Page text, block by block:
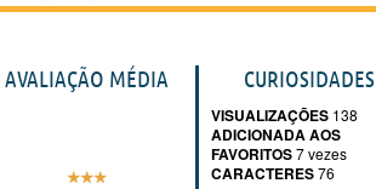
AVALIAÇÃO MÉDIA CURIOSIDADES
VISUALIZAÇÕES 138
ADICIONADA AOS
FAVORITOS7 vezes
CARACTERES76